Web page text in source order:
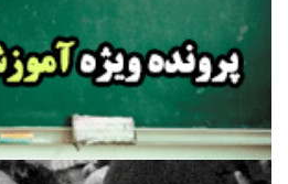
تغییر رویه دشمن در ترور از شیخ فضل‌الله تا
خرید قسطی اولش خنده و آخرش گریه است!
فوتبال و آن «بالا»!